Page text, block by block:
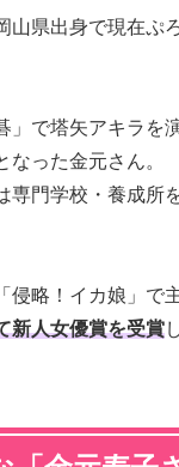
山県出身で現在ぷ
」で塔矢アキラ
なった金元さん。
専門学校・養成所
侵略！イカ娘」で
新人女優賞を受賞